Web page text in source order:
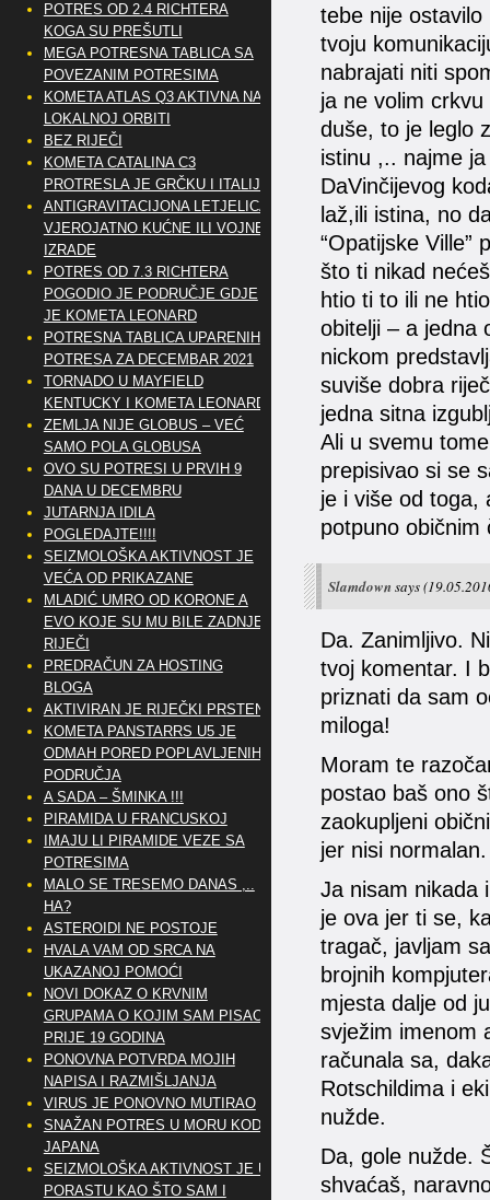
tebe nije
tvoju
nabrajati niti
ja ne volim
duše, to je leglo
istinu ,.. najme
DaVinčijevog
laž,ili istina, no
“Opatijske Ville”
što ti nikad
htio ti to ili ne
obitelji – a jedna
nickom
suviše dobra
jedna sitna
Ali u svemu
prepisivao si se
je i više od toga,
potpuno običnim
Slamdownsays
Da. Zanimljivo.
tvoj komentar. I
priznati da sam
miloga!
Moram te
postao baš ono
zaokupljeni
jer nisi normalan.
Ja nisam nikada
je ova jer ti se,
tragač, javljam
brojnih
mjesta dalje od
svježim imenom
računala sa,
Rotschildima i
nužde.
Da, gole nužde.
shvaćaš,
POTRES OD 2.4 RICHTERA
KOGA SU PREŠUTLI
MEGA POTRESNA TABLICA SA
POVEZANIM POTRESIMA
KOMETA ATLAS Q3 AKTIVNA NA
LOKALNOJ ORBITI
BEZ RIJEČI
KOMETA CATALINA C3
PROTRESLA JE GRČKU I ITALIJU
ANTIGRAVITACIJONA LETJELICA
VJEROJATNO KUĆNE ILI VOJNE
IZRADE
POTRES OD 7.3 RICHTERA
POGODIO JE PODRUČJE GDJE
JE KOMETA LEONARD
POTRESNA TABLICA UPARENIH
POTRESA ZA DECEMBAR 2021
TORNADO U MAYFIELD
KENTUCKY I KOMETA LEONARD
ZEMLJA NIJE GLOBUS – VEĆ
SAMO POLA GLOBUSA
OVO SU POTRESI U PRVIH 9
DANA U DECEMBRU
JUTARNJA IDILA
POGLEDAJTE!!!!
SEIZMOLOŠKA AKTIVNOST JE
VEĆA OD PRIKAZANE
MLADIĆ UMRO OD KORONE A
EVO KOJE SU MU BILE ZADNJE
RIJEČI
PREDRAČUN ZA HOSTING
BLOGA
AKTIVIRAN JE RIJEČKI PRSTEN
KOMETA PANSTARRS U5 JE
ODMAH PORED POPLAVLJENIH
PODRUČJA
A SADA – ŠMINKA !!!
PIRAMIDA U FRANCUSKOJ
IMAJU LI PIRAMIDE VEZE SA
POTRESIMA
MALO SE TRESEMO DANAS ,..
HA?
ASTEROIDI NE POSTOJE
HVALA VAM OD SRCA NA
UKAZANOJ POMOĆI
NOVI DOKAZ O KRVNIM
GRUPAMA O KOJIM SAM PISAO
PRIJE 19 GODINA
PONOVNA POTVRDA MOJIH
NAPISA I RAZMIŠLJANJA
VIRUS JE PONOVNO MUTIRAO
SNAŽAN POTRES U MORU KOD
JAPANA
SEIZMOLOŠKA AKTIVNOST JE U
PORASTU KAO ŠTO SAM I